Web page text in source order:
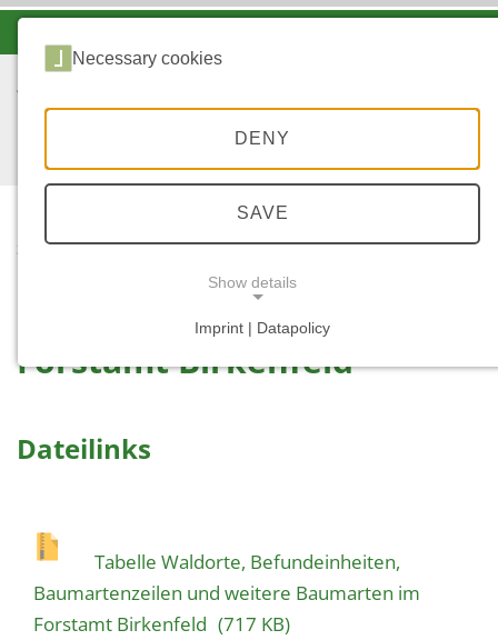
STARTSEITE
...
Forstamt Birkenfeld
Dateilinks
Tabelle Waldorte, Befundeinheiten,
Baumartenzeilen und weitere Baumarten im
Forstamt Birkenfeld (717 KB)
Necessary cookies
DENY
SAVE
Show details
Imprint | Datapolicy